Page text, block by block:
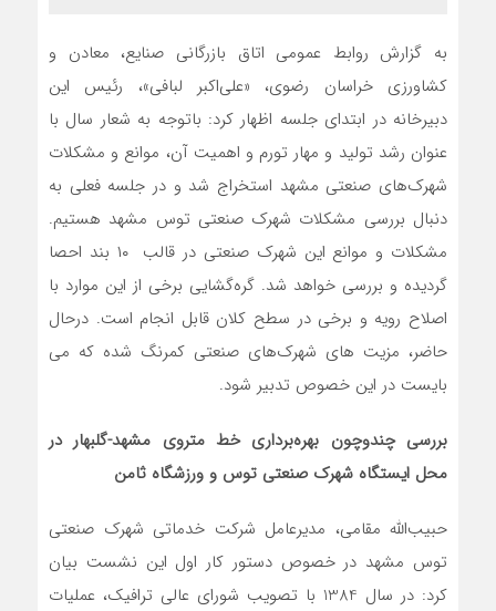
به گزارش روابط عمومی اتاق بازرگانی صنایع، معادن و
کشاورزی خراسان رضوی، «علی‌اکبر لبافی»، رئیس این
دبیرخانه در ابتدای جلسه اظهار کرد: باتوجه به شعار سال با
عنوان رشد تولید و مهار تورم و اهمیت آن، موانع و مشکلات
شهرک‌های صنعتی مشهد استخراج شد و در جلسه فعلی به
دنبال بررسی مشکلات شهرک صنعتی توس مشهد هستیم.
مشکلات و موانع این شهرک صنعتی در قالب ۱۰ بند احصا
گردیده و بررسی خواهد شد. گره‌گشایی برخی از این موارد با
اصلاح رویه و برخی در سطح کلان قابل انجام است. درحال
حاضر، مزیت های شهرک‌های صنعتی کمرنگ شده که می
بایست در این خصوص تدبیر شود.
بررسی چندوچون بهره‌برداری خط متروی مشهد-گلبهار در
محل ایستگاه شهرک صنعتی توس و ورزشگاه ثامن
حبیب‌الله مقامی، مدیرعامل شرکت خدماتی شهرک صنعتی
توس مشهد در خصوص دستور کار اول این نشست بیان
کرد: در سال 1384 با تصویب شورای عالی ترافیک، عملیات